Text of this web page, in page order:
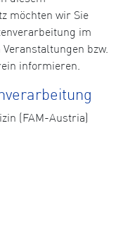
möchten wir Sie
im
bzw.
informieren.
(FAM-Austria)